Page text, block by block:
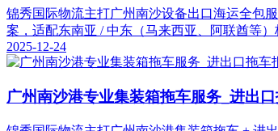
锦秀国际物流主打广州南沙设备出口海运全包
案，适配东南亚 / 中东（马来西亚、阿联酋等
2025-12-24
广州南沙港专业集装箱拖车服务_进出